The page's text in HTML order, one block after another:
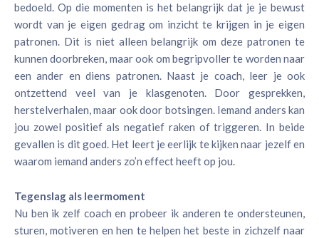
bedoeld. Op die momenten is het belangrijk dat je je bewust
wordt van je eigen gedrag om inzicht te krijgen in je eigen
patronen. Dit is niet alleen belangrijk om deze patronen te
kunnen doorbreken, maar ook om begripvoller te worden naar
een ander en diens patronen. Naast je coach, leer je ook
ontzettend veel van je klasgenoten. Door gesprekken,
herstelverhalen, maar ook door botsingen. Iemand anders kan
jou zowel positief als negatief raken of triggeren. In beide
gevallen is dit goed. Het leert je eerlijk te kijken naar jezelf en
waarom iemand anders zo’n effect heeft op jou.
Tegenslag als leermoment
Nu ben ik zelf coach en probeer ik anderen te ondersteunen,
sturen, motiveren en hen te helpen het beste in zichzelf naar